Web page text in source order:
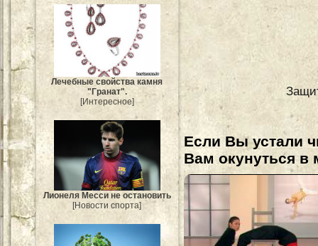
Лечебные свойства камня
"Гранат".
[Интересное]
Лионеля Месси не остановить
[Новости спорта]
Если Вы устали
Вам окунуться в